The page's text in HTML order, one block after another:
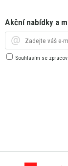
Akční nabídky a
Souhlasím se